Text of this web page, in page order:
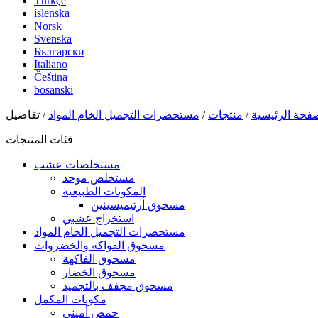
íslenska
Norsk
Svenska
Български
Italiano
Čeština
bosanski
الرئيسية / منتجات / مستحضرات التجميل الخام المواد / تفاصيل
فئات المنتجات
مستخلصات عشب
مستخلص موحد
المكونات الطبيعية
مسحوق أرتيميسينين
استخراج عشبي
مستحضرات التجميل الخام المواد
مسحوق الفواكه والخضروات
مسحوق الفاكهة
مسحوق الخضار
مسحوق مجفف بالتجميد
مكونات المكمل
حمض أميني